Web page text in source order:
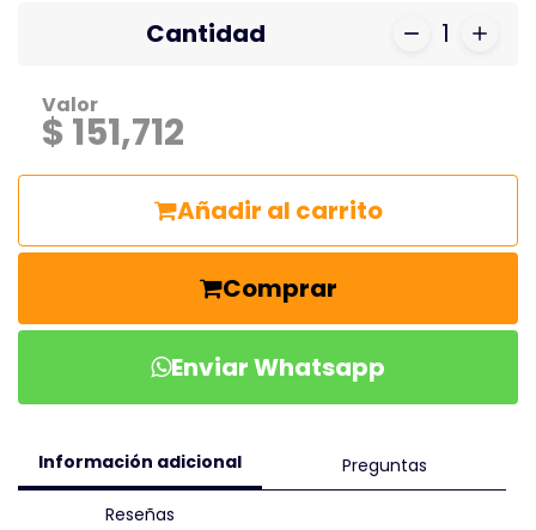
Cantidad 1
Valor
$ 151,712
Añadir al carrito
Comprar
Enviar Whatsapp
Información adicional Preguntas
Reseñas